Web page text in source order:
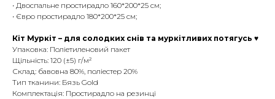
• Двоспальне простирадло 160*200*25 см;
• Євро простирадло 180*200*25 см;
Кіт Муркіт – для солодких снів та муркітливих потягусь ♥
Упаковка: Поліетиленовий пакет
Щільність: 120 (±5) г/м²
Склад: бавовна 80%, поліестер 20%
Тип тканини: Бязь Gold
Комплектація: Простирадло на резинці